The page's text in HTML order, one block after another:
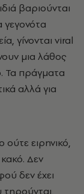
βαριούνται
γίνονται viral
μια λάθος
Τα πράγματα
αλλά για
ούτε ειρηνικό,
Δεν
δεν έχει